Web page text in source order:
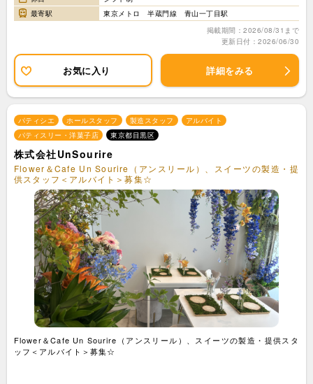
最寄駅
東京メトロ 半蔵門線 青山一丁目駅
掲載期間：2026/08/31まで
更新日付：2026/06/30
お気に入り 詳細をみる
パティシエ ホールスタッフ 製造スタッフ
アルバイト
パティスリー・洋菓子店
東京都目黒区
株式会社UnSourire
Flower＆Cafe Un Sourire（アンスリール）、スイーツの製造・提
供スタッフ＜アルバイト＞募集☆
Flower＆Cafe Un Sourire（アンスリール）、スイーツの製造・提供スタ
ッフ＜アルバイト＞募集☆